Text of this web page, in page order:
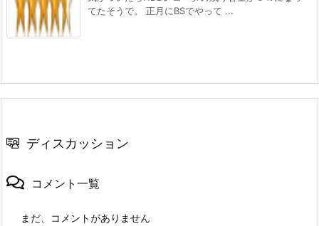
てたそうで。 正月にBSでやって ...
ディスカッション
コメント一覧
まだ、コメントがありません